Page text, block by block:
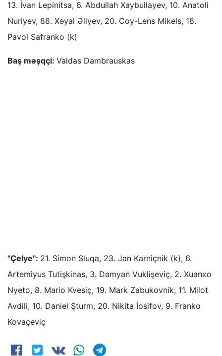
13. İvan Lepinitsa, 6. Abdullah Xaybullayev, 10. Anatoli
Nuriyev, 88. Xəyal Əliyev, 20. Coy-Lens Mikels, 18.
Pavol Safranko (k)
Baş məşqçi: Valdas Dambrauskas
"Çelye": 21. Simon Sluqa, 23. Jan Karniçnik (k), 6.
Artemiyus Tutişkinas, 3. Damyan Vuklişeviç, 2. Xuanxo
Nyeto, 8. Mario Kvesiç, 19. Mark Zabukovnik, 11. Milot
Avdili, 10. Daniel Şturm, 20. Nikita İosifov, 9. Franko
Kovaçeviç